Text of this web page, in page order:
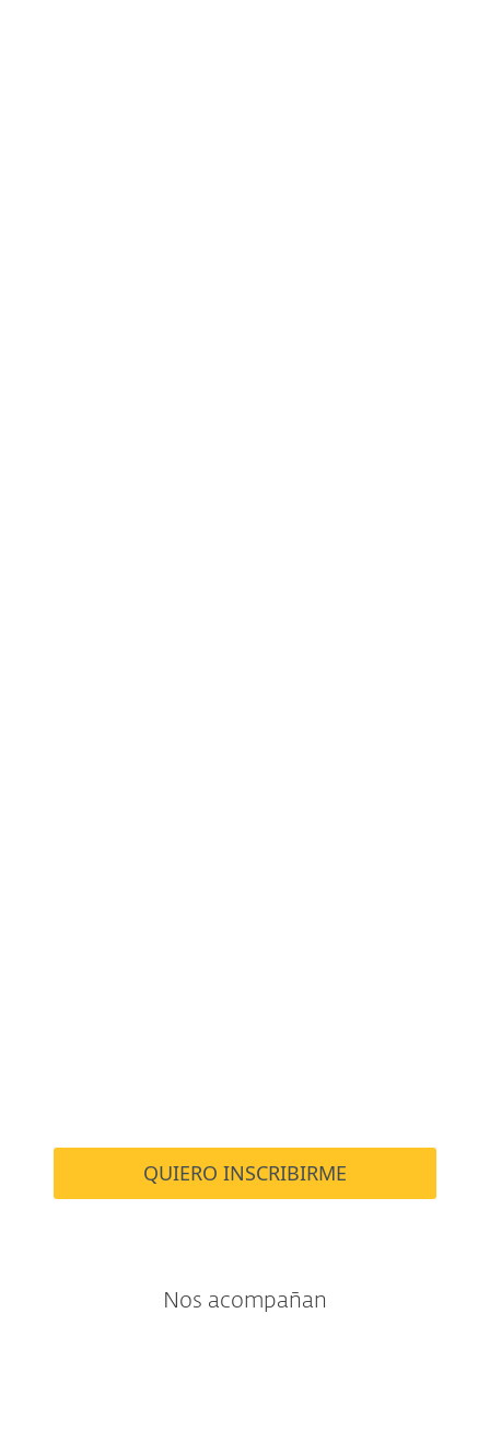
QUIERO INSCRIBIRME
Nos acompañan